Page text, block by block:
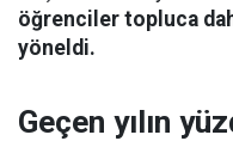
öğrenciler topluca
yöneldi.
Geçen yılın